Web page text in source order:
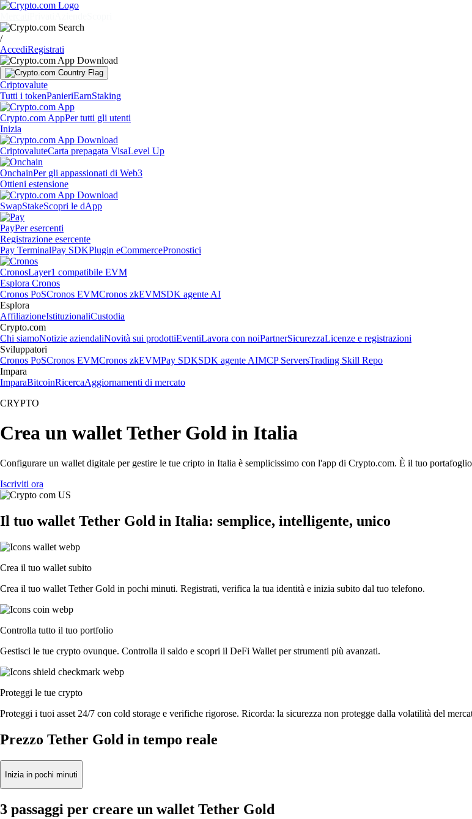
/
AccediRegistrati
Criptovalute
Tutti i tokenPanieriEarnStaking
Crypto.com AppPer tutti gli utenti
Inizia
CriptovaluteCarta prepagata VisaLevel Up
OnchainPer gli appassionati di Web3
Ottieni estensione
SwapStakeScopri le dApp
PayPer esercenti
Registrazione esercente
Pay TerminalPay SDKPlugin eCommercePronostici
CronosLayer1 compatibile EVM
Esplora Cronos
Cronos PoSCronos EVMCronos zkEVMSDK agente AI
Esplora
AffiliazioneIstituzionaliCustodia
Crypto.com
Chi siamoNotizie aziendaliNovità sui prodottiEventiLavora con noiPartnerSicurezzaLicenze e registrazioni
Sviluppatori
Cronos PoSCronos EVMCronos zkEVMPay SDKSDK agente AIMCP ServersTrading Skill Repo
Impara
ImparaBitcoinRicercaAggiornamenti di mercato
CRYPTO
Crea un wallet Tether Gold in Italia
Configurare un wallet digitale per gestire le tue cripto in Italia è semplicissimo con l'app di Crypto.com. È il tuo
Iscriviti ora
Il tuo wallet Tether Gold in Italia: semplice, intelligente, unico
Crea il tuo wallet subito
Crea il tuo wallet Tether Gold in pochi minuti. Registrati, verifica la tua identità e inizia subito dal tuo telefono.
Controlla tutto il tuo portfolio
Gestisci le tue crypto ovunque. Controlla il saldo e scopri il DeFi Wallet per strumenti più avanzati.
Proteggi le tue crypto
Proteggi i tuoi asset 24/7 con cold storage e verifiche rigorose. Ricorda: la sicurezza non protegge dalla volatilità del
Prezzo Tether Gold in tempo reale
Inizia in pochi minuti
3 passaggi per creare un wallet Tether Gold